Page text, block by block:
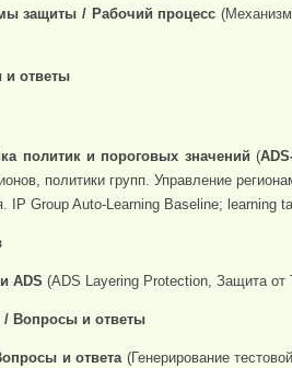
защиты / Рабочий процесс
и ответы
политик и пороговых значений(
политики групп. Управление
IP Group Auto-Learning Baseline; learning
ADS (ADS Layering Protection, Защита
/ Вопросы и ответы
и ответа (Генерирование